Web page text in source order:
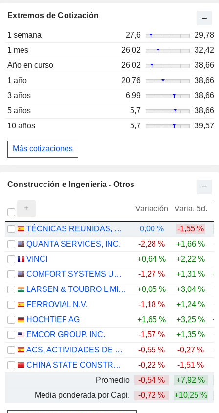
Extremos de Cotización
1 semana 27,6
29,78
1 mes
26,02
32,42
Año en curso
26,02
38,66
1 año
20,76
38,66
3 años
6,99
38,66
5 años
5,7
38,66
10 años
5,7 39,57
Más cotizaciones
Construcción e Ingeniería - Otros
Variación Varia. 5d.
TÉCNICAS REUNIDAS, S.A. 0,00 % -1,55 %
QUANTA SERVICES, INC.
-2,28 % +1,66 %
VINCI
+0,64 % +2,22 %
COMFORT SYSTEMS USA, INC.
-1,27 % +1,31 %
LARSEN & TOUBRO LIMITED
+0,05 % +3,04 %
FERROVIAL N.V.
-1,18 % +1,24 %
HOCHTIEF AG
+1,65 % +3,25 %
EMCOR GROUP, INC.
-1,57 % +1,35 %
ACS, ACTIVIDADES DE CONSTRUCCIÓN Y SERVICIOS, S.A.
-0,55 % -0,27 %
CHINA STATE CONSTRUCTION ENGINEERING CORPORATION LIMITED
-0,22 % -1,51 %
Promedio
-0,54 % +7,92 %
Media ponderada por Capi.
-0,72 % +10,25 %